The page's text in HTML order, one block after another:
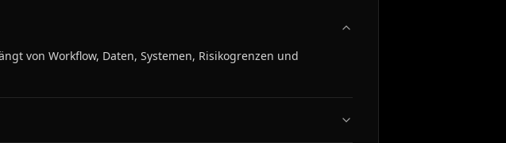
von Workflow, Daten, Systemen, Risikogrenzen und